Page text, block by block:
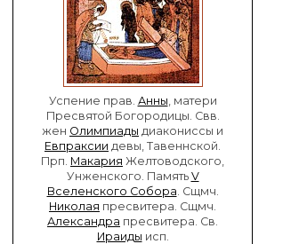
Успение прав. Анны , матери
Пресвятой Богородицы. Свв.
жен Олимпиады диакониссы и
Евпраксии девы, Тавеннской.
Прп. Макария Желтоводского,
Унженского. Память V
Вселенского Собора . Сщмч.
Николая пресвитера. Сщмч.
Александра пресвитера. Св.
Ираиды исп.